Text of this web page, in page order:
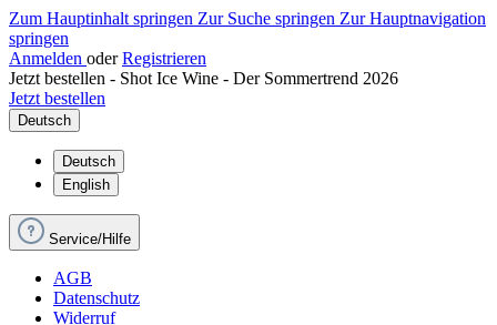
Zum Hauptinhalt springen Zur Suche springen Zur Hauptnavigation
springen
Anmelden oder Registrieren
Jetzt bestellen - Shot Ice Wine - Der Sommertrend 2026
Jetzt bestellen
Deutsch
Deutsch
English
Service/Hilfe
AGB
Datenschutz
Widerruf